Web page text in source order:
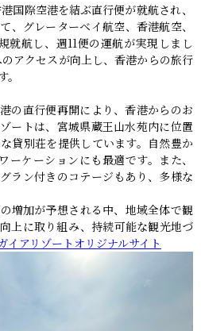
国際空港を結ぶ直行便が就航され、
、グレーターベイ航空、香港航空、
就航し、週11便の運航が実現しまし
アクセスが向上し、香港からの旅行
の直行便再開により、香港からのお
ートは、宮城県蔵王山水苑内に位置
貸別荘を提供しています。自然豊か
ケーションにも最適です。また、
ラン付きのコテージもあり、多様な
増加が予想される中、地域全体で観
上に取り組み、持続可能な観光地づ
イアリゾートオリジナルサイト